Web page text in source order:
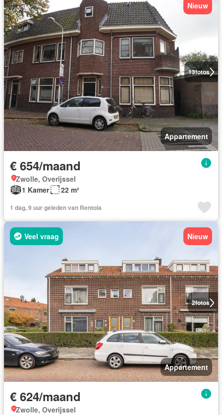
13fotos
Nieuw
Appartement
€ 654/maand
Zwolle, Overijssel
1 Kamer
22 m²
1 dag, 9 uur geleden van Rentola
2fotos
Veel vraag Nieuw
Appartement
€ 624/maand
Zwolle, Overijssel